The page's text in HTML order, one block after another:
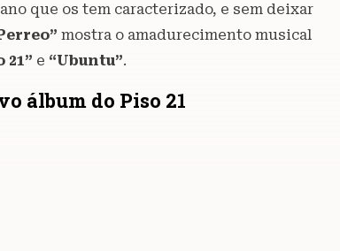
que os tem caracterizado, e sem deixar
mostra o amadurecimento musical
21” e “Ubuntu”.
álbum do Piso 21